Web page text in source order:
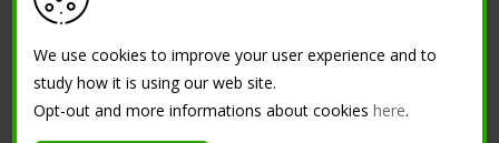
We use cookies to improve your user experience and to
study how it is using our web site.
Opt-out and more informations about cookieshere.